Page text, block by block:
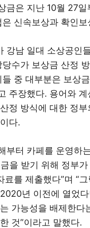
금은 지난 10월 27일
신속보상과 확인
강남 일대 소상공인
수가 보상금 산정
중 대부분은 보상
주장했다. 용어와
정 방식에 대한 정부
다.
부터 카페를 운영하
을 받기 위해 정부
료를 제출했다”며 “
년 이전에 열었
가능성을 배제한다
것”이라고 말했다.